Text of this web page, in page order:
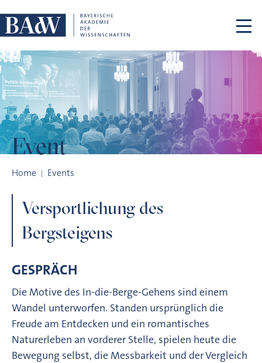
Event
Home Events
Versportlichung des
Bergsteigens
GESPRÄCH
Die Motive des In-die-Berge-Gehens sind einem
Wandel unterworfen. Standen ursprünglich die
Freude am Entdecken und ein romantisches
Naturerleben an vorderer Stelle, spielen heute die
Bewegung selbst, die Messbarkeit und der Vergleich